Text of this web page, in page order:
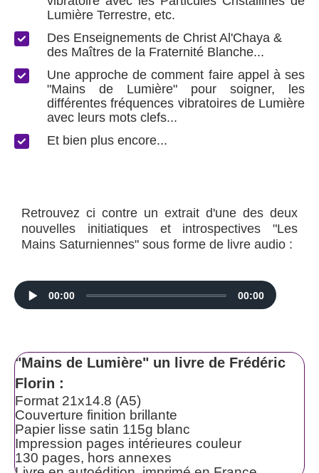
Lumière Terrestre, etc.
Des Enseignements de Christ Al'Chaya &
des Maîtres de la Fraternité Blanche...
Une approche de comment faire appel à ses
"Mains de Lumière" pour soigner, les
différentes fréquences vibratoires de Lumière
avec leurs mots clefs...
Et bien plus encore...
Retrouvez ci contre un extrait d'une des deux
nouvelles initiatiques et introspectives "Les
Mains Saturniennes" sous forme de livre audio :
Audio
Player
00:00 00:00
"Mains de Lumière" un livre de Frédéric
Florin :
Format 21x14.8 (A5)
Couverture finition brillante
Papier lisse satin 115g blanc
Impression pages intérieures couleur
130 pages, hors annexes